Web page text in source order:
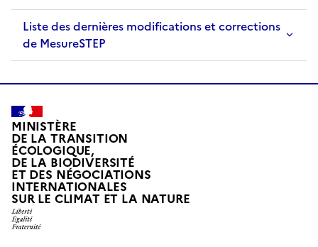
Liste des dernières modifications et corrections
de MesureSTEP
MINISTÈRE
DE LA TRANSITION
ÉCOLOGIQUE,
DE LA BIODIVERSITÉ
ET DES NÉGOCIATIONS
INTERNATIONALES
SUR LE CLIMAT ET LA NATURE